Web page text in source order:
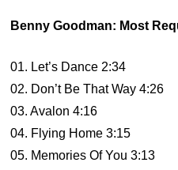
Benny Goodman: Most
01. Let’s Dance 2:34
02. Don’t Be That Way 4:26
03. Avalon 4:16
04. Flying Home 3:15
05. Memories Of You 3:13